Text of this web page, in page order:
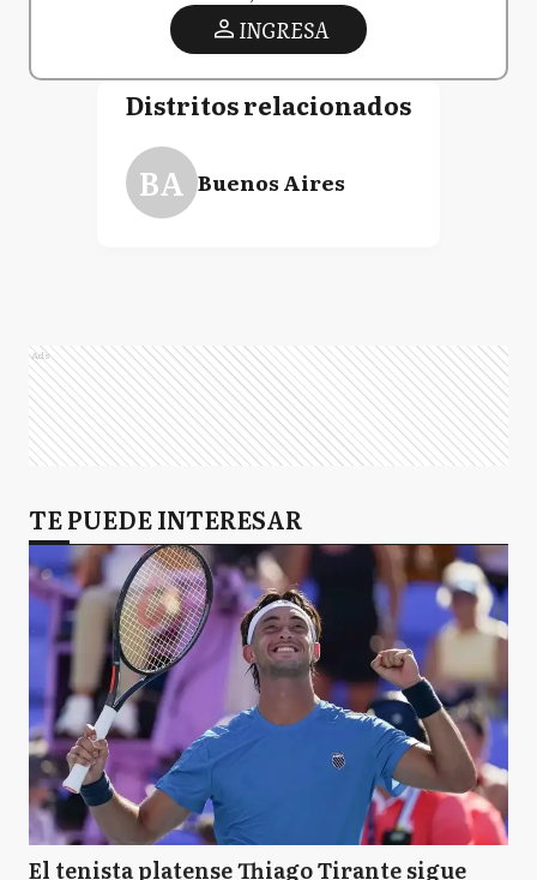
INGRESA
Distritos relacionados
BA Buenos Aires
Ads
TE PUEDE INTERESAR
El tenista platense Thiago Tirante sigue